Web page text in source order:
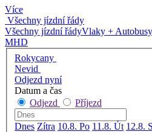
Více
Všechny jízdní řády
Všechny jízdní řádyVlaky + Autobusy
MHD
Rokycany
Nevid
Odjezd nyní
Datum a čas
Odjezd
Příjezd
Dnes Zítra 10.8. Po 11.8. Út 12.8.